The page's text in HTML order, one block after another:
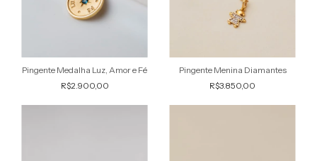
Pingente Medalha Luz, Amor e Fé
R$2.900,00
Pingente Menina Diamantes
R$3.850,00